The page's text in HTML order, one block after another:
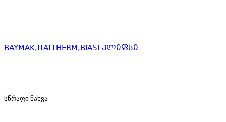
BAYMAK,ITALTHERM,BIASI-კლიფსი
სწრაფი ნახვა